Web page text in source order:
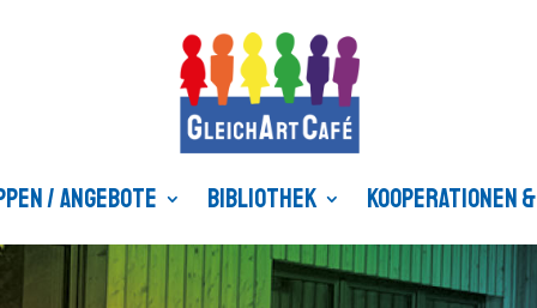
/ Angebote Bibliothek Kooperationen